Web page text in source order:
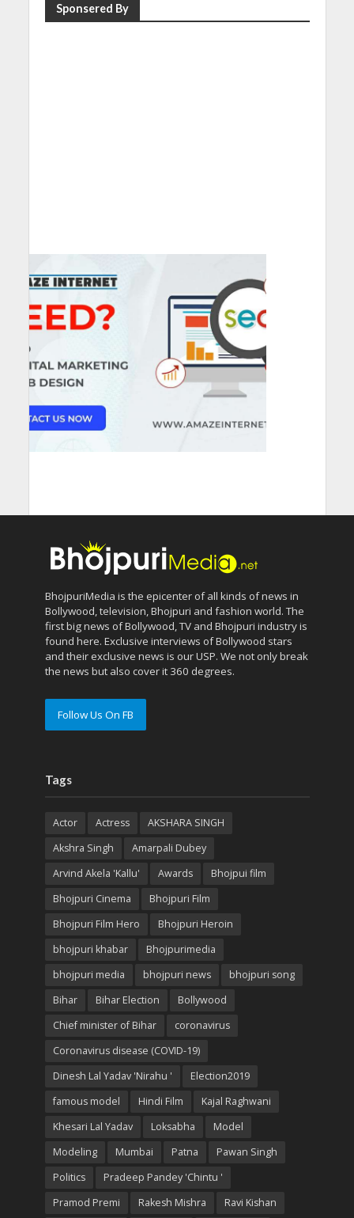
Sponsered By
BhojpuriMedia is the epicenter of all kinds of news in
Bollywood, television, Bhojpuri and fashion world. The
first big news of Bollywood, TV and Bhojpuri industry is
found here. Exclusive interviews of Bollywood stars
and their exclusive news is our USP. We not only break
the news but also cover it 360 degrees.
Follow Us On FB
Tags
Actor Actress
AKSHARA SINGH
Akshra Singh
Amarpali Dubey
Arvind Akela 'Kallu'
Awards
Bhojpui film
Bhojpuri Cinema
Bhojpuri Film
Bhojpuri Film Hero
Bhojpuri Heroin
bhojpuri khabar
Bhojpurimedia
bhojpuri media
bhojpuri news
bhojpuri song
Bihar
Bihar Election
Bollywood
Chief minister of Bihar
coronavirus
Coronavirus disease (COVID-19)
Dinesh Lal Yadav 'Nirahu '
Election2019
famous model
Hindi Film
Kajal Raghwani
Khesari Lal Yadav
Loksabha
Model
Modeling
Mumbai Patna
Pawan Singh
Politics
Pradeep Pandey 'Chintu '
Pramod Premi
Rakesh Mishra Ravi Kishan